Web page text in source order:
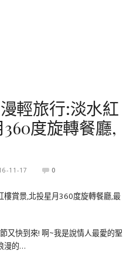
輕旅行:淡水紅
度旋轉餐廳,
11-17 0
又快到來! 啊~我是說情人最愛的聖
漫的…